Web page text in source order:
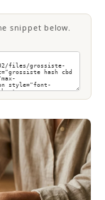
snippet below.